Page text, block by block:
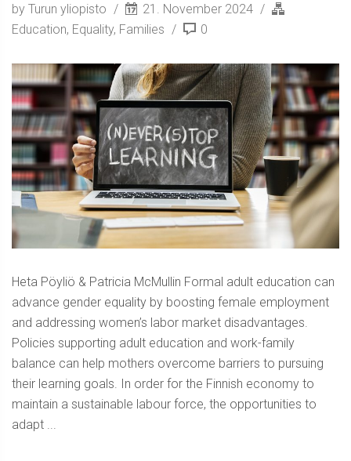
by Turun yliopisto
21. November 2024
Education, Equality, Families 0
Heta Pöyliö & Patricia McMullin Formal adult education can
advance gender equality by boosting female employment
and addressing women’s labor market disadvantages.
Policies supporting adult education and work-family
balance can help mothers overcome barriers to pursuing
their learning goals. In order for the Finnish economy to
maintain a sustainable labour force, the opportunities to
adapt ...